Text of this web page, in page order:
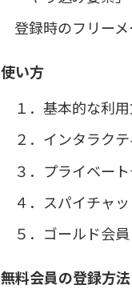
登録時のフリー
使い方
１．基本的な利
２．インタラク
３．プライベー
４．スパイチャッ
５．ゴールド会員
無料会員の登録方法